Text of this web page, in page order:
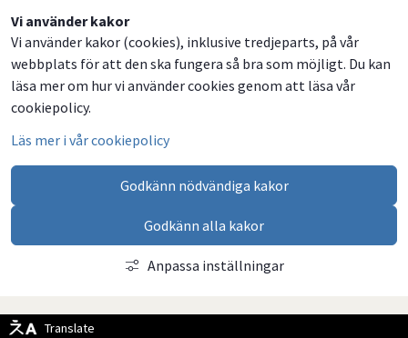
Vi använder kakor
Vi använder kakor (cookies), inklusive tredjeparts, på vår
webbplats för att den ska fungera så bra som möjligt. Du kan
läsa mer om hur vi använder cookies genom att läsa vår
cookiepolicy.
Läs mer i vår cookiepolicy
Godkänn nödvändiga kakor
Godkänn alla kakor
Anpassa inställningar
Translate
Dela
på
Facebook
Dela
på
Twitter
Dela
på
LinkedIn
Dela
via
email